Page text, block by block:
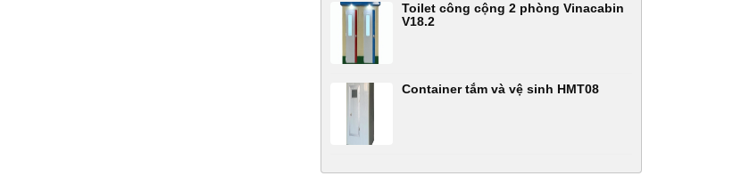
Toilet công cộng 2 phòng Vinacabin
V18.2
Container tắm và vệ sinh HMT08